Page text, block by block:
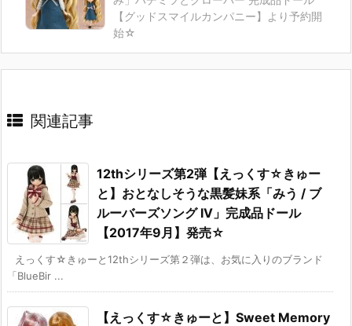
【グッドスマイルカンパニー】より予約開
始☆
関連記事
12thシリーズ第2弾【えっくす☆きゅー
と】おとなしそうな黒髪妹系「みう / ブ
ルーバーズソング IV」完成品ドール
【2017年9月】発売☆
えっくす☆きゅーと12thシリーズ第２弾は、お気に入りのブランド
「BlueBir ...
【えっくす☆きゅーと】Sweet Memory